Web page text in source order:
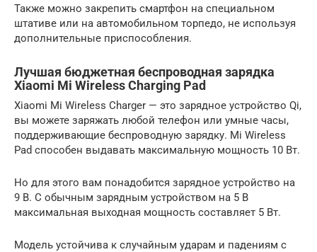
Также можно закрепить смартфон на специальном
штативе или на автомобильном торпедо, не используя
дополнительные приспособления.
Лучшая бюджетная беспроводная зарядка
Xiaomi Mi Wireless Charging Pad
Xiaomi Mi Wireless Charger — это зарядное устройство Qi,
вы можете заряжать любой телефон или умные часы,
поддерживающие беспроводную зарядку. Mi Wireless
Pad способен выдавать максимальную мощность 10 Вт.
Но для этого вам понадобится зарядное устройство на
9 В. С обычным зарядным устройством на 5 В
максимальная выходная мощность составляет 5 Вт.
Модель устойчива к случайным ударам и падениям с